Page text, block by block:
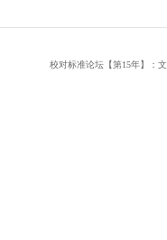
校对标准论坛【第15年】：